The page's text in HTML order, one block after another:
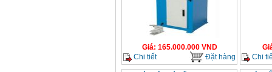
Giá: 165.000.000VND
Chi tiết
Đặt hàng
Chi